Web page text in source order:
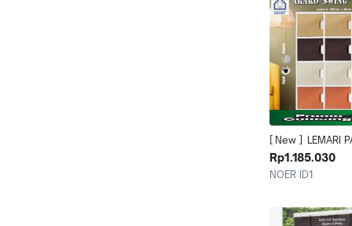
[ New ]  LEMARI
PLASTIK AKAKO
PINTU
Rp1.185.030
NOER ID1